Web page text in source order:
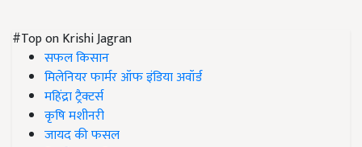
#Top on Krishi Jagran
सफल किसान
मिलेनियर फार्मर ऑफ इंडिया अवॉर्ड
महिंद्रा ट्रैक्टर्स
कृषि मशीनरी
जायद की फसल